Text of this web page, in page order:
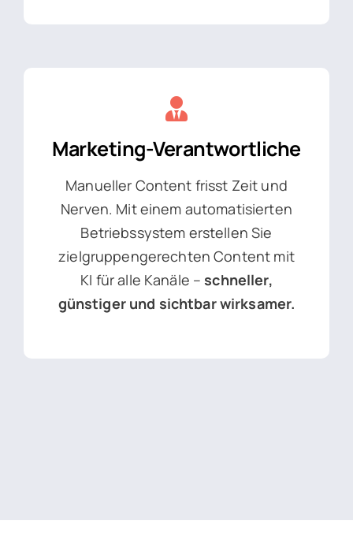
Marketing-Verantwortliche
Manueller Content frisst Zeit und
Nerven. Mit einem automatisierten
Betriebssystem erstellen Sie
zielgruppengerechten Content mit
KI für alle Kanäle – schneller,
günstiger und sichtbar wirksamer.